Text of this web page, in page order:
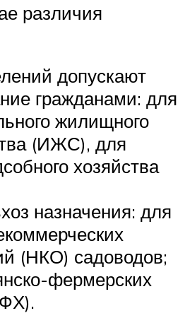
различия
допускают
гражданами: для
жилищного
(ИЖС), для
хозяйства
назначения: для
(НКО) садоводов;
фермерских